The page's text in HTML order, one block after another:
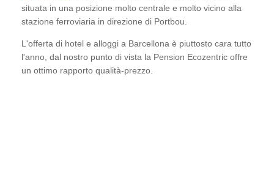
situata in una posizione molto centrale e molto vicino alla
stazione ferroviaria in direzione di Portbou.
L'offerta di hotel e alloggi a Barcellona è piuttosto cara tutto
l'anno, dal nostro punto di vista la Pension Ecozentric offre
un ottimo rapporto qualità-prezzo.